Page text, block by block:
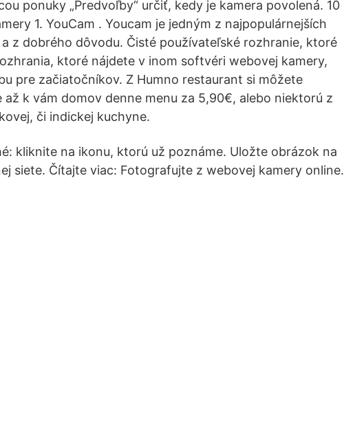
ponuky „Predvoľby“ určiť, kedy je kamera povolená. 10
1. YouCam . Youcam je jedným z najpopulárnejších
z dobrého dôvodu. Čisté používateľské rozhranie, ktoré
ktoré nájdete v inom softvéri webovej kamery,
pre začiatočníkov. Z Humno restaurant si môžete
k vám domov denne menu za 5,90€, alebo niektorú z
či indickej kuchyne.
kliknite na ikonu, ktorú už poznáme. Uložte obrázok na
siete. Čítajte viac: Fotografujte z webovej kamery online.